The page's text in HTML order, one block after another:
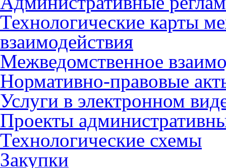
Технологические карты
взаимодействия
Межведомственное
Нормативно-правовые
Услуги в электронном
Проекты
Технологические схемы
Закупки